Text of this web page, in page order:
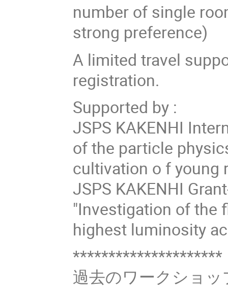
number of single
strong preference)
A limited travel
registration.
Supported by :
JSPS KAKENHI
of the particle
cultivation o f young
JSPS KAKENHI
"Investigation of the
highest luminosity
*********************
過去のワークショッ